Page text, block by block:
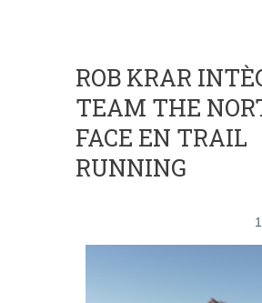
ROB KRAR
TEAM THE
FACE EN TRAIL
RUNNING